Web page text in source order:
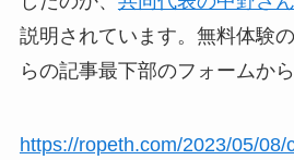
説明されています。無料体験
らの記事最下部のフォームから
https://ropeth.com/2023/05/08/